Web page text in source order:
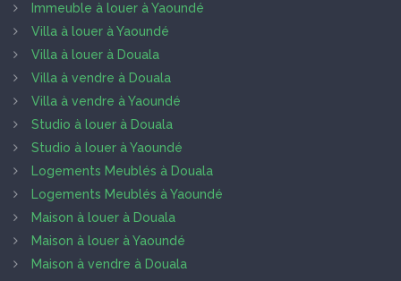
Immeuble à louer à Yaoundé
Villa à louer à Yaoundé
Villa à louer à Douala
Villa à vendre à Douala
Villa à vendre à Yaoundé
Studio à louer à Douala
Studio à louer à Yaoundé
Logements Meublés à Douala
Logements Meublés à Yaoundé
Maison à louer à Douala
Maison à louer à Yaoundé
Maison à vendre à Douala